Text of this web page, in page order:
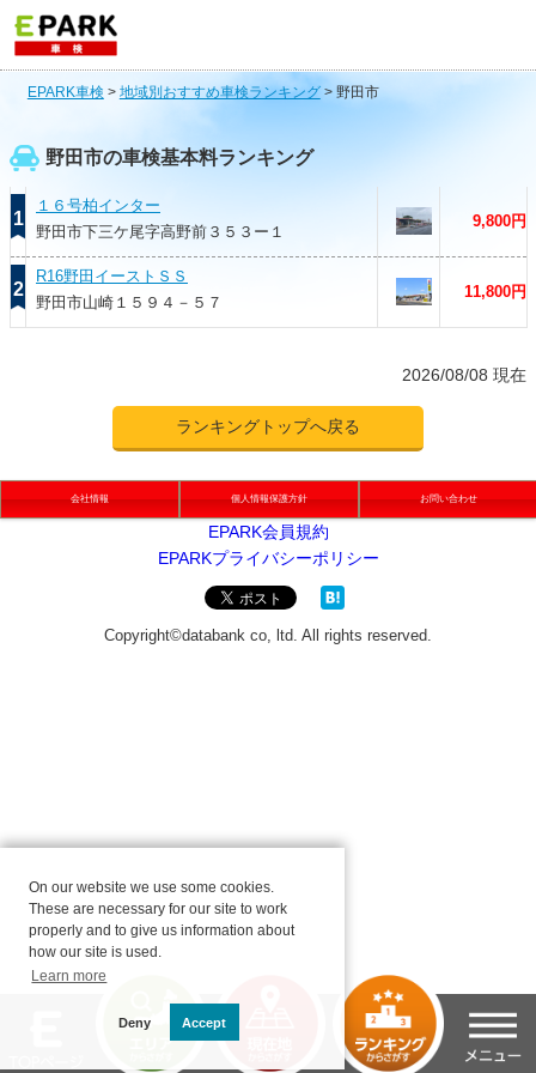
EPARK車検 > 地域別おすすめ車検ランキング> 野田市
野田市の車検基本料ランキング
1
１６号柏インター
野田市下三ケ尾字高野前３５３ー１
9,800円
2
R16野田イーストＳＳ
野田市山崎１５９４－５７
11,800円
2026/08/08 現在
ランキングトップへ戻る
会社情報 個人情報保護方針 お問い合わせ
On our website we use some cookies.
These are necessary for our site to work
properly and to give us information about
how our site is used.
Learn more
Deny Accept